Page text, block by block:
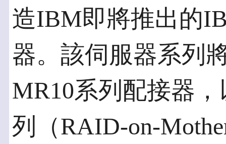
造IBM即將推出的
器。該伺服器系列
MR10系列配接器
列（RAID-on-